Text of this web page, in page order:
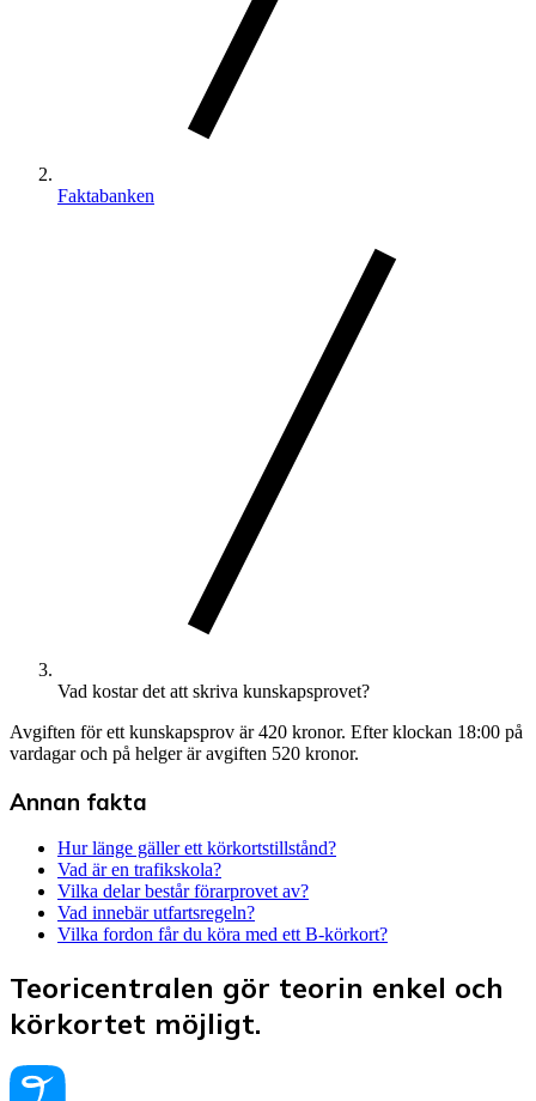
Faktabanken
Vad kostar det att skriva kunskapsprovet?
Avgiften för ett kunskapsprov är 420 kronor. Efter klockan 18:00 på
vardagar och på helger är avgiften 520 kronor.
Annan fakta
Hur länge gäller ett körkortstillstånd?
Vad är en trafikskola?
Vilka delar består förarprovet av?
Vad innebär utfartsregeln?
Vilka fordon får du köra med ett B-körkort?
Teoricentralen gör teorin enkel och
körkortet möjligt.